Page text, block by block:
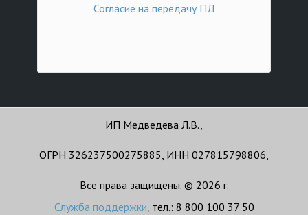
Согласие на передачу ПД
ИП Медведева Л.В.,
ОГРН 326237500275885, ИНН 027815798806,
Все права защищены. © 2026 г.
Служба поддержки, тел.: 8 800 100 37 50